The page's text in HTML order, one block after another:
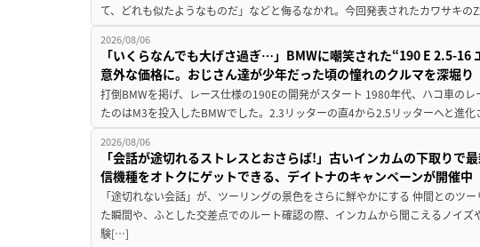
て、どれも似たようなものだ」などと侮るなかれ。今回発表されたカワサキ
2026/08/06
「いくらなんでも大げさ過ぎ…」BMWに嘲笑された“190 E 2.5-
意外な価格に。おじさん達が少年だった頃の憧れのクルマを深堀り
打倒BMWを掲げ、レース仕様の190Eの開発がスタート 1980年代、ハコ車の
たのはM3を投入したBMWでした。2.3リッターの直4から2.5リッターへと進
2026/08/06
「会話が途切れるストレスとおさらば!」古いインカムの下取りで
信機種をオトクにゲットできる、デイトナのキャンペーンが開催中
「途切れない会話」が、ツーリングの景色をさらに鮮やかにする 仲間とのツ
た瞬間や、ふとした交差点でのルート確認の際、インカムから聞こえるノイズ
験[…]